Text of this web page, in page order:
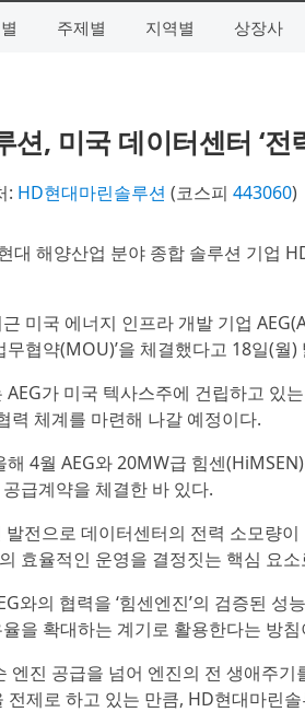
주제별 지역별 상장사
, 미국 데이터센터 ‘전
: HD현대마린솔루션 (코스피 443060)
대 해양산업 분야 종합 솔루션 기업
미국 에너지 인프라 개발 기업
무협약(MOU)’을 체결했다고 18일(월)
가 미국 텍사스주에 건립하고 있
력 체계를 마련해 나갈 예정이다.
4월 AEG와 20MW급 힘센
급계약을 체결한 바 있다.
전으로 데이터센터의 전력 소모량
효율적인 운영을 결정짓는 핵심 요
와의 협력을 ‘힘센엔진’의 검증된
을 확대하는 계기로 활용한다는 방
진 공급을 넘어 엔진의 전 생애주기
전제로 하고 있는 만큼, HD현대마린